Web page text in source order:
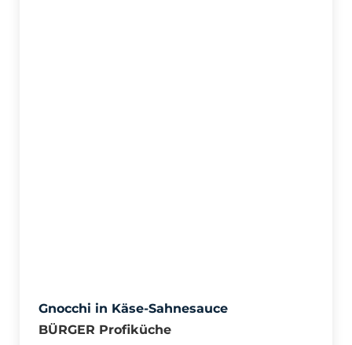
Gnocchi in Käse-Sahnesauce
BÜRGER Profiküche